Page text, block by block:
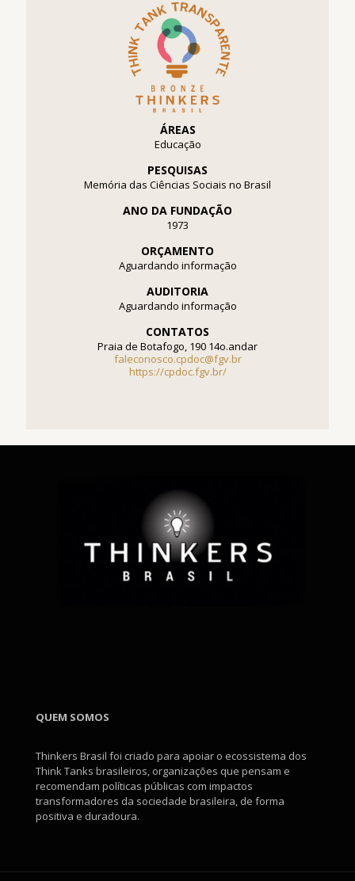
ÁREAS
Educação
PESQUISAS
Memória das Ciências Sociais no Brasil
ANO DA FUNDAÇÃO
1973
ORÇAMENTO
Aguardando informação
AUDITORIA
Aguardando informação
CONTATOS
Praia de Botafogo, 190 14o.andar
faleconosco.cpdoc@fgv.br
https://cpdoc.fgv.br/
QUEM SOMOS
Thinkers Brasil foi criado para apoiar o ecossistema dos
Think Tanks brasileiros, organizações que pensam e
recomendam políticas públicas com impactos
transformadores da sociedade brasileira, de forma
positiva e duradoura.